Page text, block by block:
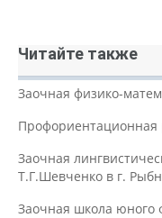
Читайте также
Заочная физико-
Профориентационная
Заочная
Т.Г.Шевченко в г.
Заочная школа юного